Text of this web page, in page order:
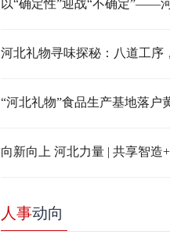
以“确定性”迎战“不确定”——
河北礼物寻味探秘：八道工序
“河北礼物”食品生产基地落户
人事动向